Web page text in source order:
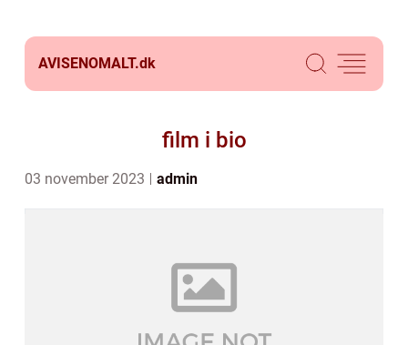
AVISENOMALT.dk
film i bio
03 november 2023 admin